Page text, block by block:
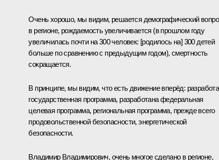
Очень хорошо, мы видим, решается демографический
в регионе, рождаемость увеличивается (в прошлом году
увеличилась почти на 300 человек: [родилось на] 300 детей
больше по сравнению с предыдущим годом), смертность
сокращается.
В принципе, мы видим, что есть движение вперёд:
государственная программа, разработана федеральная
целевая программа, региональная программа, прежде всего
продовольственной безопасности, энергетической
безопасности.
Владимир Владимирович, очень многое сделано в регионе,